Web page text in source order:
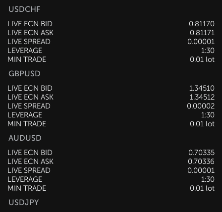
USDCHF
LIVE ECN BID
0.81171
LIVE ECN ASK
0.81172
LIVE SPREAD
0.00001
LEVERAGE
1:30
MIN TRADE
0.01 lot
GBPUSD
LIVE ECN BID
1.34513
LIVE ECN ASK
1.34514
LIVE SPREAD
0.00001
LEVERAGE
1:30
MIN TRADE
0.01 lot
AUDUSD
LIVE ECN BID
0.70340
LIVE ECN ASK
0.70341
LIVE SPREAD
0.00001
LEVERAGE
1:30
MIN TRADE
0.01 lot
USDJPY